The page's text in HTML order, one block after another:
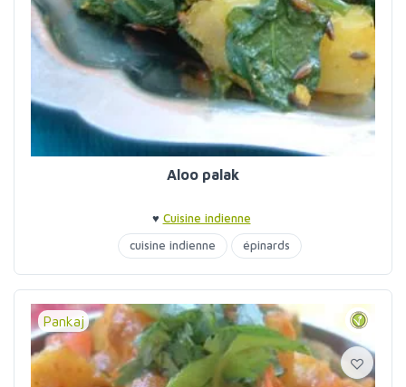
Aloo palak
♥ Cuisine indienne
cuisine indienne
épinards
Pankaj